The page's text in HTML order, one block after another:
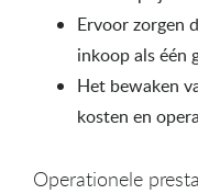
Ervoor zorgen
inkoop als één
Het bewaken
kosten en
Operationele